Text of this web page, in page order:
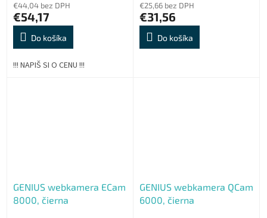
€44,04 bez DPH
€54,17
Do košíka
!!! NAPIŠ SI O CENU !!!
€25,66 bez DPH
€31,56
Do košíka
GENIUS webkamera ECam
8000, čierna
GENIUS webkamera QCam
6000, čierna